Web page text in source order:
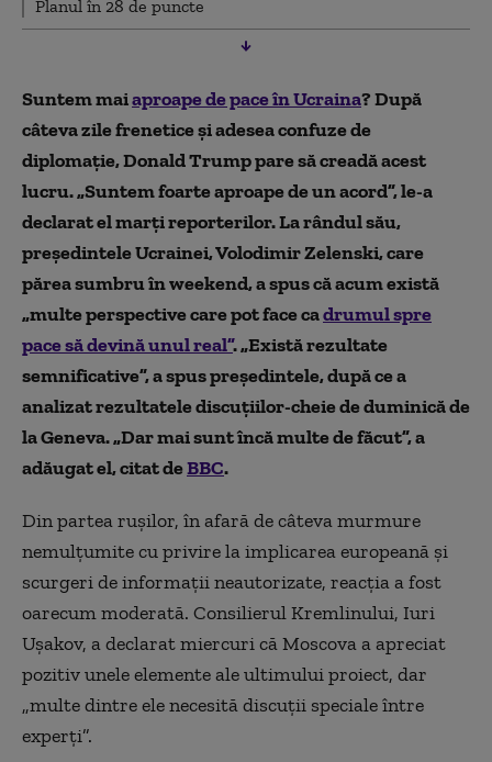
Planul în 28 de puncte
Suntem maiaproape de pace în Ucraina? După
câteva zile frenetice și adesea confuze de
diplomație, Donald Trump pare să creadă acest
lucru. „Suntem foarte aproape de un acord”, le-a
declarat el marți reporterilor. La rândul său,
președintele Ucrainei, Volodimir Zelenski, care
părea sumbru în weekend, a spus că acum există
„multe perspective care pot face cadrumul spre
pace să devină unul real”. „Există rezultate
semnificative”, a spus președintele, după ce a
analizat rezultatele discuțiilor-cheie de duminică de
la Geneva. „Dar mai sunt încă multe de făcut”, a
adăugat el, citat deBBC.
Din partea rușilor, în afară de câteva murmure
nemulțumite cu privire la implicarea europeană și
scurgeri de informații neautorizate, reacția a fost
oarecum moderată. Consilierul Kremlinului, Iuri
Ușakov, a declarat miercuri că Moscova a apreciat
pozitiv unele elemente ale ultimului proiect, dar
„multe dintre ele necesită discuții speciale între
experți”.